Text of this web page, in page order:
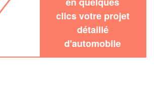
clics votre projet
détaillé
d'automobile